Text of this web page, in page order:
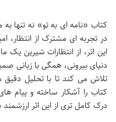
کتاب «نامه ای به تو» نه تنها
در تجربه ای مشترک از
این اثر، از انتظارات شیرین یک
دنیای بیرونی، همگی با زبانی
تلاش می کند تا با تحلیل
کتاب را آشکار ساخته و پیام
درک کامل تری از این اثر